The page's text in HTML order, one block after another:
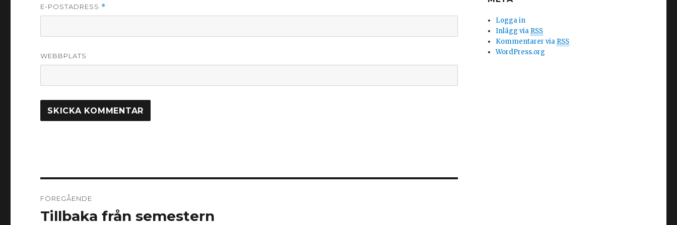
E-POSTADRESS *
WEBBPLATS
FÖREGÅENDE
Föregående
Tillbaka från semestern
Logga in
Inlägg via RSS
Kommentarer via RSS
WordPress.org